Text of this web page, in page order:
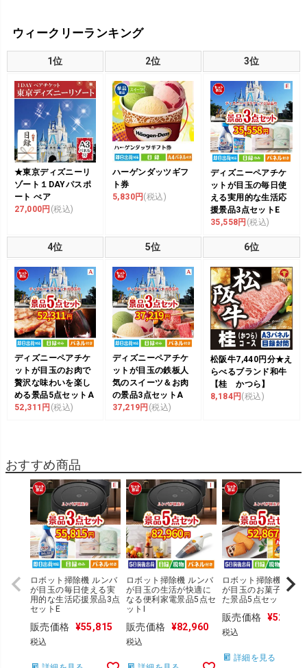
ウィークリーランキング
1位 2位 3位
★東京ディズニーリ
ゾート１DAYパスポ
ート ぺア
27,000円 (税込)
ハーゲンダッツギフ
ト券
5,830円 (税込)
ディズニーペアチケ
ットが目玉の毎日使
える実用的な生活応
援景品3点セットE
35,558円 (税込)
4位 5位 6位
ディズニーペアチケ
ットが目玉のお肉で
贅沢な味わいを楽し
める景品5点セットA
52,311円 (税込)
ディズニーペアチケ
ットが目玉の鉄板人
気のスイーツ＆お肉
の景品3点セットA
37,219円 (税込)
松阪牛7,440円分★え
らべるブランド和牛
【桂 かつら】
8,184円(税込)
おすすめ商品
ロボット掃除機 ルンバ
が目玉の毎日使える実
用的な生活応援景品3点
セットE
販売価格 ¥55,815
税込
ロボット掃除機 ルンバ
が目玉の生活が快適に
なる便利家電景品5点セ
ットI
販売価格 ¥82,960
税込
ロボット掃除機 ルン
が目玉のお菓子を集め
た景品5点セットJ
販売価格 ¥52,867
税込
詳細を見る